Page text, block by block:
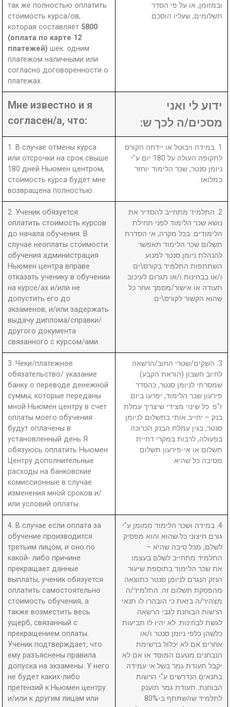
так же полностью оплатить
стоимость курса/ов,
которая составляет 5800
(оплата по карте 12
платежей)шек. одним
платежом наличными или
согласно договоренности о
платежах.
ובמזומן, או על פי הסדר
תשלומים, שעליו הוסכם.
Мне известно и я
согласен/а, что:
ידוע לי ואני
מסכים/ה לכך ש:
1. В случае отмены курса
или отсрочки на срок свыше
180 дней Ньюмен центром,
стоимость курса будет мне
возвращена полностью.
1. במידה ויבוטל או יידחה הקורס
לתקופה העולה על 180 יום ע"י
ניומן סנטר, שכר הלימוד יוחזר
במלואו.
2. Ученик обязуется
оплатить стоимость курсов
до начала обучения. В
случае неоплаты стоимости
обучения администрация
Ньюмен центра вправе
отказать ученику в обучении
на курсе/ах и/или не
допустить его до
экзаменов, и/или задержать
выдачу диплома/справки/
другого документа
связанного с курсом/ами.
2. התלמיד מתחייב להסדיר את
נושא שכר הלימוד לפני תחילת
הלימודים. בכל מקרה, אי הסדרת
תשלום שכר הלימוד תאפשר
להנהלת ניומן סנטר למנוע
השתתפות התלמיד בקורס\ים
ו/או בבחינות ו/או תגרום לעיכוב
תעודה או אישור/מסמך אחר כל
שהוא הקשור לקורס\ים.
3. Чеки/платежное
обязательство/ указание
банку о переводе денежной
суммы, которые переданы
мной Ньюмен центру в счет
оплаты моего обучения
будут оплачены в
установленный день Я
обязуюсь оплатить Ньюмен
Центру дополнительные
расходы на банковские
комиссионные в случае
изменения мной сроков и/
или условий оплаты.
3. השקים/שטרי החוב/הרשאה
לחיוב חשבון (הוראת הקבע)
שמסרתי לניומן סנטר, כהסדר
פירעון שכר הלימוד, יפרעו ביום
ז"פ. כל שינוי מצידי שיצריך עמלת
בנק – יחייב אותי בתשלום לניומן
סנטר, בגין עמלת הבנק הכרוכה
בפעולה, לרבות במקרי דחיית
תשלום או אי-פירעון תשלום
מסיבה כל שהיא.
4. В случае если оплата за
обучение производится
третьим лицом, и оно по
какой- либо причине
прекращает данные
выплаты, ученик обязуется
оплатить самостоятельно
стоимость обучения, а
также возместить весь
ущерб, связанный с
прекращением оплаты.
Ученик подтверждает, что
ему разъяснены правила
допуска на экзамены. У него
не будет каких-либо
претензий к Ньюмен центру
и/или к другим лицам или
4. במידה ושכר הלימוד ממומן ע"י
גורם חיצוני כל שהוא והוא מפסיק
לשלם, מכל סיבה שהיא –
התלמיד מתחייב לשלם בעצמו
את שכר הלימוד בתוספת שיעור
הנזק הנגרם לניומן סנטר כתוצאה
מהפסקת תשלום זה. התלמיד/ה
מצהיר/ה בזאת כי הובהרו לו תנאי
הרשות הבוחנת לגבי הרשאה
לגשת לבחינות. לא יהיו לו תביעות
כלשהן כלפי ניומן סנטר ו/או
אחרים אם לא יכלול ברשימת
הנבחנים מטעם המוסד או אם לא
יקבל תעודת גמר בשל אי עמידה
בתנאים הנדרשים ע"י הרשות
הבוחנת. תעודת גמר תוענק
לתלמיד שהשתתף ב-80%